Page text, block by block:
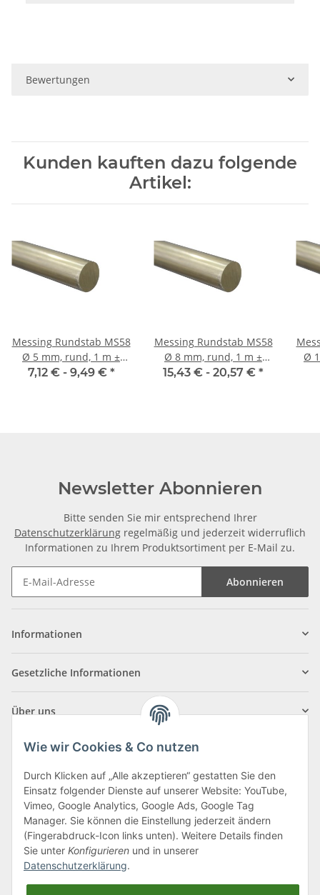
Bewertungen
Kunden kauften dazu folgende
Artikel:
Messing Rundstab MS58
Ø 5 mm, rund, 1 m ±
5mm
7,12 € - 9,49 € *
Messing Rundstab MS58
Ø 8 mm, rund, 1 m ±
5mm
15,43 € - 20,57 € *
Ø 10 mm, rund, 1 m ±
Newsletter Abonnieren
Bitte senden Sie mir entsprechend Ihrer
Datenschutzerklärung regelmäßig und jederzeit widerruflich
Informationen zu Ihrem Produktsortiment per E-Mail zu.
Abonnieren
Informationen
Gesetzliche Informationen
Über uns
Klagenfurter Straße 29
9556 Liebenfels
Montag bis Donnerstag: 8:00 bis 16:30 Uhr
Freitag: 8:00 bis 12:00 Uhr
Tel.:0043 (0) 4262 50900
Wie wir Cookies & Co nutzen
Durch Klicken auf „Alle akzeptieren“ gestatten Sie den
Einsatz folgender Dienste auf unserer Website: YouTube,
Vimeo, Google Analytics, Google Ads, Google Tag
Manager. Sie können die Einstellung jederzeit ändern
(Fingerabdruck-Icon links unten). Weitere Details finden
Sie unter Konfigurieren und in unserer
Datenschutzerklärung.